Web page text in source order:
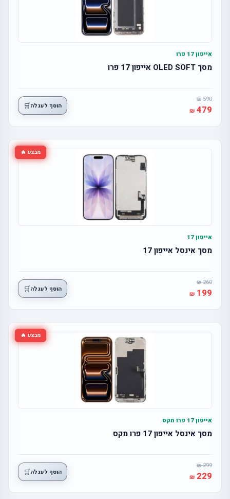
אייפון 17 פרו
מסך OLED SOFT אייפון 17 פרו
590
479 הוסף לעגלה🛒
מבצע 🔥
אייפון 17
מסך אינסל אייפון 17
260
199 הוסף לעגלה🛒
מבצע 🔥
אייפון 17 פרו מקס
מסך אינסל אייפון 17 פרו מקס
299
229 הוסף לעגלה🛒